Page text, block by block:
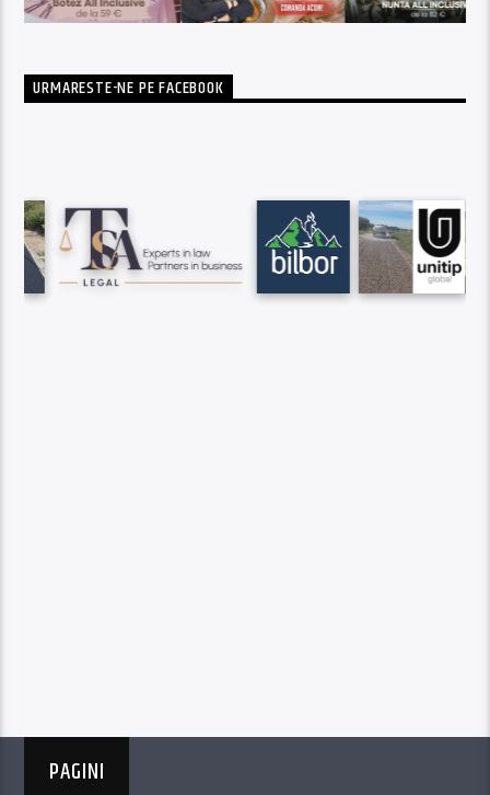
URMARESTE-NE PE FACEBOOK
PAGINI